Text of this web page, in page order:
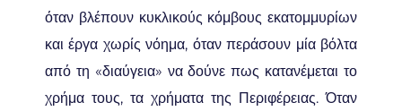
όταν βλέπουν κυκλικούς κόμβους εκατομμυρίων
και έργα χωρίς νόημα, όταν περάσουν μία βόλτα
από τη «διαύγεια» να δούνε πως κατανέμεται το
χρήμα τους, τα χρήματα της Περιφέρειας. Όταν